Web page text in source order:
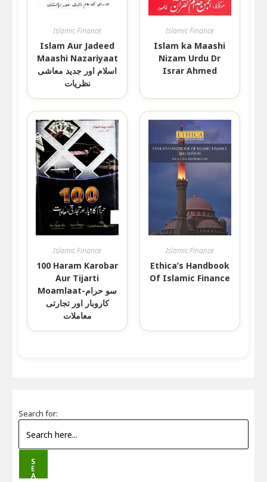
Islamic Finance
Islam Aur Jadeed
Maashi Nazariyaat
اسلام اور جدید معاشی
نظریات
Islamic Finance
Islam ka Maashi
Nizam Urdu Dr
Israr Ahmed
Islamic Finance
100 Haram Karobar
Aur Tijarti
Moamlaat-سو حرام
کاروبار اور تجارتی
معاملات
Islamic Finance
Ethica’s Handbook
Of Islamic Finance
Search for:
S
E
A